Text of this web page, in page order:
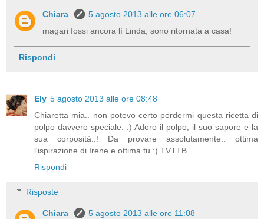
Chiara
5 agosto 2013 alle ore 06:07
magari fossi ancora lì Linda, sono ritornata a casa!
Rispondi
Ely 5 agosto 2013 alle ore 08:48
Chiaretta mia.. non potevo certo perdermi questa ricetta di
polpo davvero speciale. :) Adoro il polpo, il suo sapore e la
sua corposità..! Da provare assolutamente.. ottima
l'ispirazione di Irene e ottima tu :) TVTTB
Rispondi
Risposte
Chiara
5 agosto 2013 alle ore 11:08